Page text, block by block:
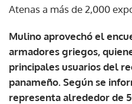
Atenas a más de 2,000
Mulino aprovechó el
armadores griegos,
principales usuarios del
panameño. Según se
representa alrededor de